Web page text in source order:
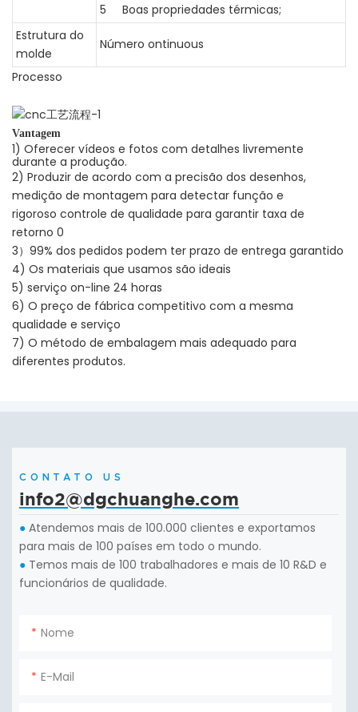
5 Boas propriedades térmicas;
Estrutura do
molde
Número ontinuous
Processo
Vantagem
1) Oferecer vídeos e fotos com detalhes livremente
durante a produção.
2) Produzir de acordo com a precisão dos desenhos,
medição de montagem para detectar função e
rigoroso controle de qualidade para garantir taxa de
retorno 0
3）99% dos pedidos podem ter prazo de entrega garantido
4) Os materiais que usamos são ideais
5) serviço on-line 24 horas
6) O preço de fábrica competitivo com a mesma
qualidade e serviço
7) O método de embalagem mais adequado para
diferentes produtos.
CONTATO US
info2@dgchuanghe.com
● Atendemos mais de 100.000 clientes e exportamos
para mais de 100 países em todo o mundo.
● Temos mais de 100 trabalhadores e mais de 10 R&D e
funcionários de qualidade.
Nome
E-Mail